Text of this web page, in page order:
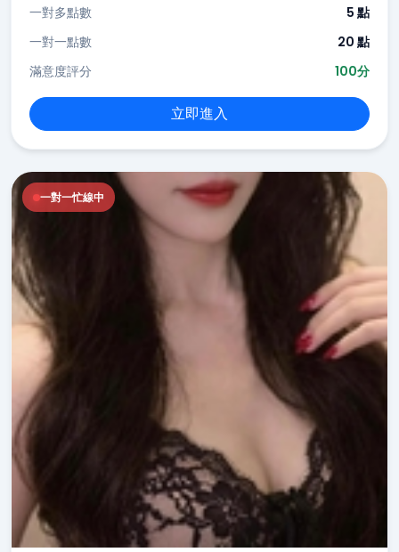
一對多點數
5 點
一對一點數
20 點
滿意度評分
100分
立即進入
一對一忙線中